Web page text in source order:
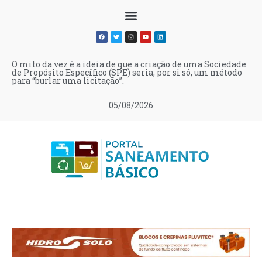
05/08/2026
O mito da vez é a ideia de que a criação de uma Sociedade
de Propósito Específico (SPE) seria, por si só, um método
para “burlar uma licitação”.